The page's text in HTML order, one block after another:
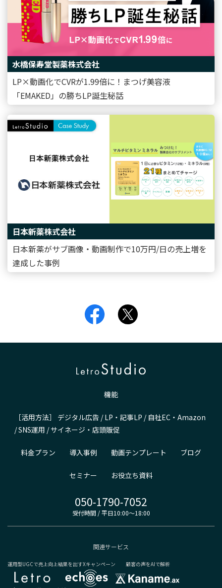
水橋保寿堂製薬株式会社
LP×動画化でCVRが1.99倍に！まつげ美容液
「EMAKED」の勝ちLP誕生秘話
日本新薬株式会社
日本新薬がサブ画像・動画制作で10万円/日の売上増を
達成した事例
機能
［活用方法］ デジタル広告 /LP・記事LP / 自社EC・Amazon
/SNS運用 /サイネージ・店頭販促
料金プラン 導入事例 動画テンプレート ブログ
セミナー お役立ち資料
050-1790-7052
受付時間 / 平日10:00～18:00
関連サービス
運用型UGCで売上向上結果を出すXキャンペーン 顧客の声をAIで解析